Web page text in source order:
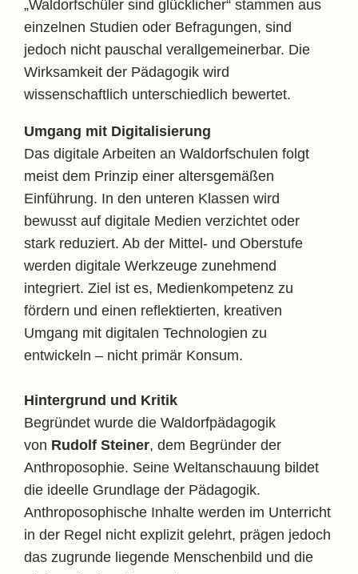
„Waldorfschüler sind glücklicher“ stammen aus
einzelnen Studien oder Befragungen, sind
jedoch nicht pauschal verallgemeinerbar. Die
Wirksamkeit der Pädagogik wird
wissenschaftlich unterschiedlich bewertet.
Umgang mit Digitalisierung
Das digitale Arbeiten an Waldorfschulen folgt
meist dem Prinzip einer altersgemäßen
Einführung. In den unteren Klassen wird
bewusst auf digitale Medien verzichtet oder
stark reduziert. Ab der Mittel- und Oberstufe
werden digitale Werkzeuge zunehmend
integriert. Ziel ist es, Medienkompetenz zu
fördern und einen reflektierten, kreativen
Umgang mit digitalen Technologien zu
entwickeln – nicht primär Konsum.
Hintergrund und Kritik
Begründet wurde die Waldorfpädagogik
von Rudolf Steiner, dem Begründer der
Anthroposophie. Seine Weltanschauung bildet
die ideelle Grundlage der Pädagogik.
Anthroposophische Inhalte werden im Unterricht
in der Regel nicht explizit gelehrt, prägen jedoch
das zugrunde liegende Menschenbild und die